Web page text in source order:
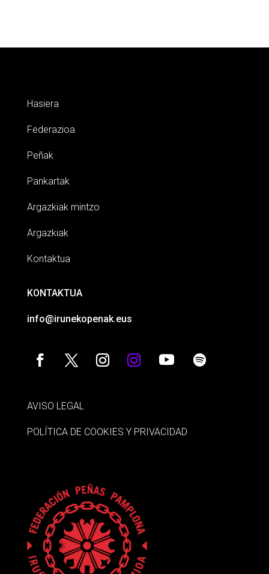
Hasiera
Federazioa
Peñak
Pankartak
Argazkiak mintzo
Argazkiak
Kontaktua
KONTAKTUA
info@irunekopenak.eus
AVISO LEGAL
POLÍTICA DE COOKIES Y PRIVACIDAD